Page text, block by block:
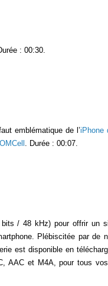
: 00:30.
emblématique de l’iPhone
. Durée : 00:07.
bits / 48 kHz) pour offrir un
Plébiscitée par de
est disponible en
AAC et M4A, pour tous